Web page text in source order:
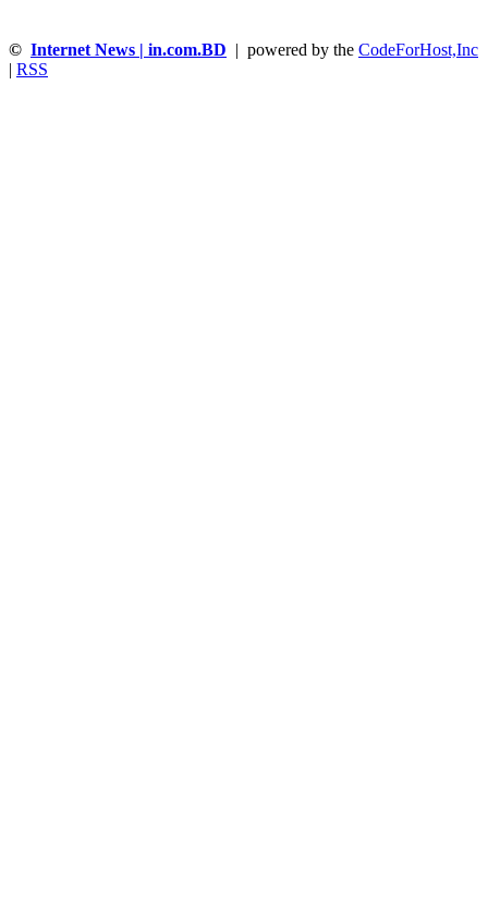
© Internet News | in.com.BD | powered by the CodeForHost,Inc
RSS